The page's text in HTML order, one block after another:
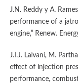
J.N. Reddy y A.
performance of a
engine,” Renew.
J.I.J. Lalvani, M.
effect of injection
performance,